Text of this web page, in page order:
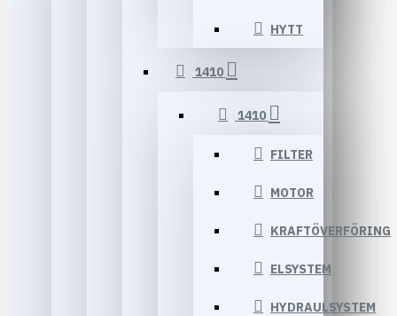
HYTT
1410
1410
FILTER
MOTOR
KRAFTÖVERFÖRING
ELSYSTEM
HYDRAULSYSTEM